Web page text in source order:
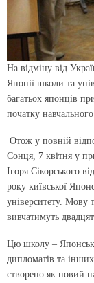
На відміну від
Японії школи та
багатьох японців
початку
Отож у повній
Сонця, 7 квітня у
Ігоря Сікорського
року київської
університету. Мову
вивчатимуть
Цю школу –
дипломатів та
створено як новий